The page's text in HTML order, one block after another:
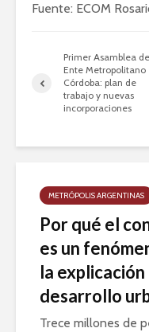
Fuente: ECOM
Primer Asamblea
Ente Metropolitano
Córdoba: plan de
trabajo y nuevas
incorporaciones
METRÓPOLIS ARGENTINAS
Por qué el
es un
la
desarrollo
Trece millones de